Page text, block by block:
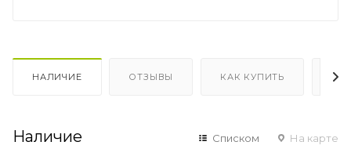
НАЛИЧИЕ ОТЗЫВЫ КАК КУПИТЬ
Наличие Списком На карте